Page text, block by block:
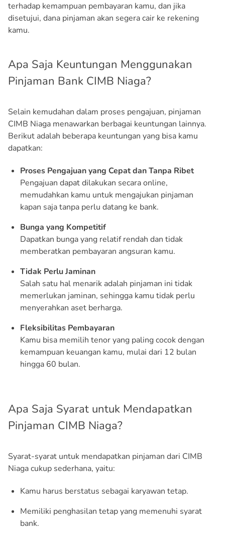
terhadap kemampuan pembayaran kamu, dan jika
disetujui, dana pinjaman akan segera cair ke rekening
kamu.
Apa Saja Keuntungan Menggunakan
Pinjaman Bank CIMB Niaga?
Selain kemudahan dalam proses pengajuan, pinjaman
CIMB Niaga menawarkan berbagai keuntungan lainnya.
Berikut adalah beberapa keuntungan yang bisa kamu
dapatkan:
Proses Pengajuan yang Cepat dan Tanpa Ribet
Pengajuan dapat dilakukan secara online,
memudahkan kamu untuk mengajukan pinjaman
kapan saja tanpa perlu datang ke bank.
Bunga yang Kompetitif
Dapatkan bunga yang relatif rendah dan tidak
memberatkan pembayaran angsuran kamu.
Tidak Perlu Jaminan
Salah satu hal menarik adalah pinjaman ini tidak
memerlukan jaminan, sehingga kamu tidak perlu
menyerahkan aset berharga.
Fleksibilitas Pembayaran
Kamu bisa memilih tenor yang paling cocok dengan
kemampuan keuangan kamu, mulai dari 12 bulan
hingga 60 bulan.
Apa Saja Syarat untuk Mendapatkan
Pinjaman CIMB Niaga?
Syarat-syarat untuk mendapatkan pinjaman dari CIMB
Niaga cukup sederhana, yaitu:
Kamu harus berstatus sebagai karyawan tetap.
Memiliki penghasilan tetap yang memenuhi syarat
bank.